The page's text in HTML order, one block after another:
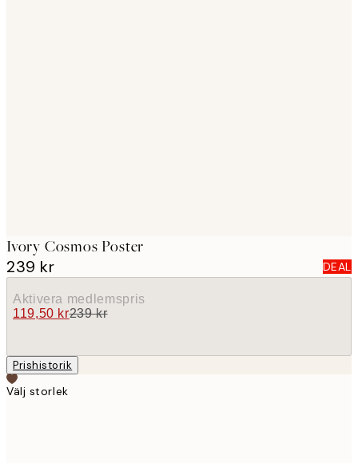
Ivory Cosmos Poster
239 kr DEAL
Aktivera medlemspris
119,50 kr239 kr
Prishistorik
Välj storlek